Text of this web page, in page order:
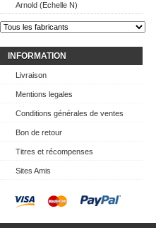
Arnold (Echelle N)
INFORMATION
Livraison
Mentions legales
Conditions générales de ventes
Bon de retour
Titres et récompenses
Sites Amis